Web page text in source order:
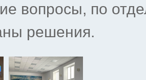
вопросы, по
решения.